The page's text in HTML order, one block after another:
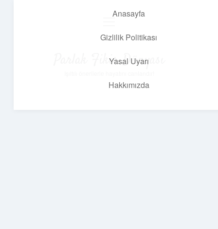
Anasayfa
Gizlilik Politikası
Yasal Uyarı
Hakkımızda
Parlak Fikir Dünyası